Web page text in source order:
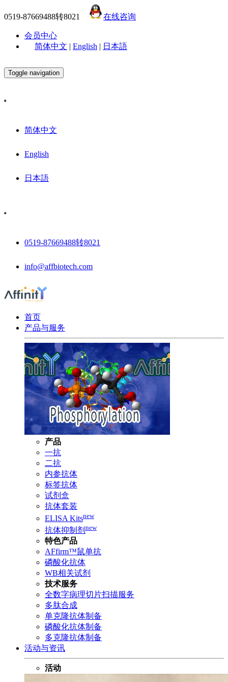
0519-87669488转8021 在线咨询
会员中心
简体中文 | English | 日本語
Toggle navigation
简体中文
English
日本語
0519-87669488转8021
info@affbiotech.com
首页
产品与服务
产品
一抗
二抗
内参抗体
标签抗体
试剂盒
抗体套装
ELISA Kitsnew
抗体抑制剂 new
特色产品
AFfirm™鼠单抗
磷酸化抗体
WB相关试剂
技术服务
全数字病理切片扫描服务
多肽合成
单克隆抗体制备
磷酸化抗体制备
多克隆抗体制备
活动与资讯
活动